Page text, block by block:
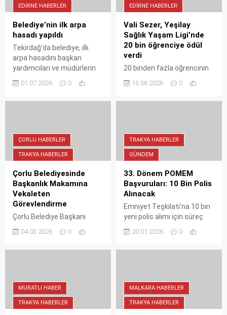
EDIRNE HABERLER
Belediye’nin ilk arpa
hasadı yapıldı
Tekirdağ'da belediye, ilk
arpa hasadını başkan
yardımcıları ve müdürlerin
katılımıyla yaptı. Filiz
Gencan, 'Tarlada izi
kaynaklarının verimli
kullanımına örnek
oluşturuyor.
01.07.2026 0
EDIRNE HABERLER
Vali Sezer, Yeşilay
Sağlık Yaşam Ligi’nde
20 bin öğrenciye ödül
verdi
20 binden fazla öğrencinin
katıldığı Yeşilay Sağlık
Yaşam Ligi'nde dereceye
hedeflenen etkinlik büyük
ilgi gördü.
16.06.2026 0
ÇORLU HABERLER
TRAKYA HABERLER
Çorlu Belediyesinde
Başkanlık Makamına
Vekaleten
Görevlendirme
Çorlu Belediye Başkanı
izni sebebiyle belediye
süreçler planlandığı gibi
işliyor.
04.03.2026 0
TRAKYA HABERLER
GÜNDEM
33. Dönem POMEM
Başvuruları: 10 Bin Polis
Alınacak
Emniyet Teşkilatı'na 10 bin
yeni polis alımı için süreç
başvuruları, şartları, KPSS
başvuru ekranı
haberimizde.
20.01.2026 0
MURATLI HABER
TRAKYA HABERLER
MALKARA HABERLER
TRAKYA HABERLER